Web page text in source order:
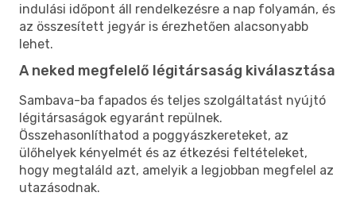
indulási időpont áll rendelkezésre a nap folyamán, és
az összesített jegyár is érezhetően alacsonyabb
lehet.
A neked megfelelő légitársaság kiválasztása
Sambava-ba fapados és teljes szolgáltatást nyújtó
légitársaságok egyaránt repülnek.
Összehasonlíthatod a poggyászkereteket, az
ülőhelyek kényelmét és az étkezési feltételeket,
hogy megtaláld azt, amelyik a legjobban megfelel az
utazásodnak.